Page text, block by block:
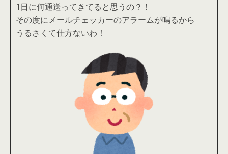
1日に何通送ってきてると思うの？！
その度にメールチェッカーのアラームが鳴るから
うるさくて仕方ないわ！